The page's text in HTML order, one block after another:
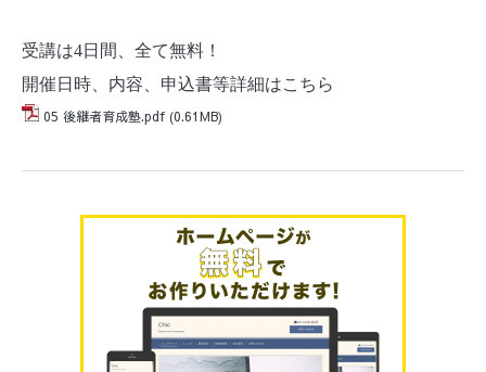
受講は4日間、全て無料！
開催日時、内容、申込書等詳細はこちら
05 後継者育成塾.pdf (0.61MB)